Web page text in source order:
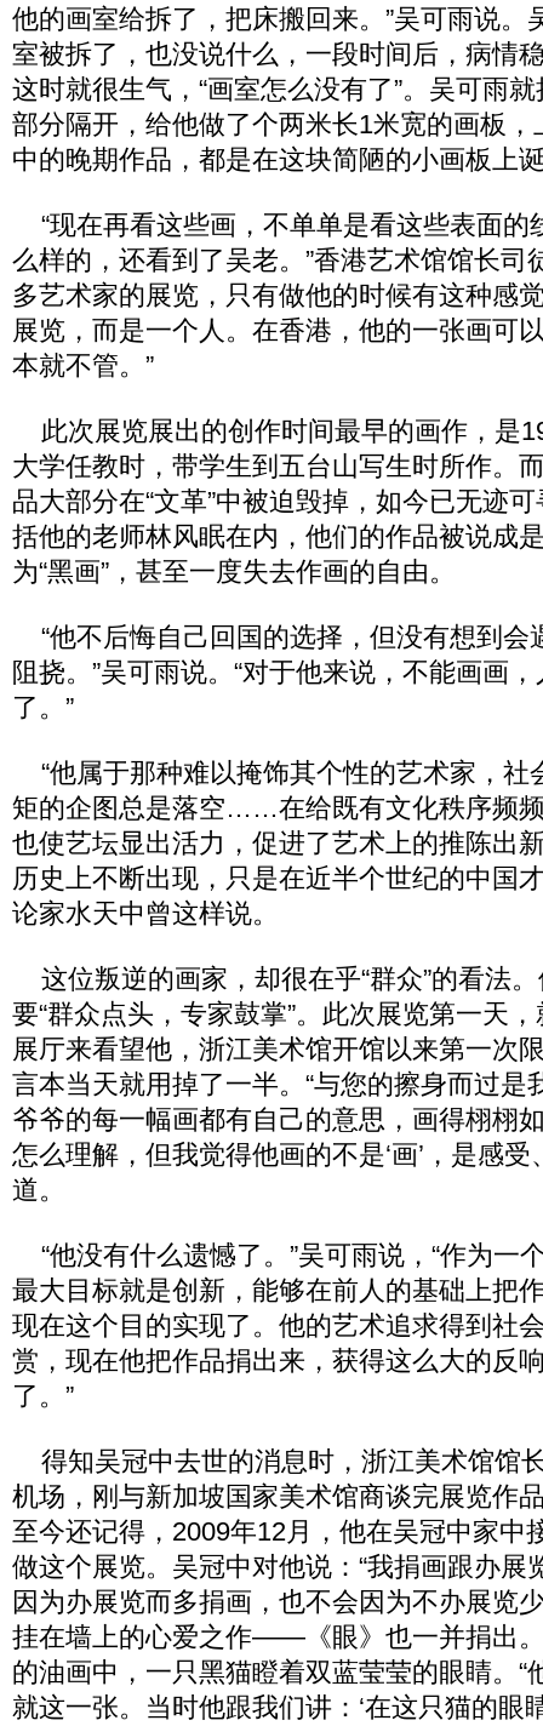
他的画室给拆了，把床搬回来。”吴可雨说。
室被拆了，也没说什么，一段时间后，病情
这时就很生气，“画室怎么没有了”。吴可雨
部分隔开，给他做了个两米长1米宽的画板
中的晚期作品，都是在这块简陋的小画板上
“现在再看这些画，不单单是看这些表面的
么样的，还看到了吴老。”香港艺术馆馆长司
多艺术家的展览，只有做他的时候有这种
展览，而是一个人。在香港，他的一张画可
本就不管。”
此次展览展出的创作时间最早的画作，是
大学任教时，带学生到五台山写生时所作。
品大部分在“文革”中被迫毁掉，如今已无迹
括他的老师林风眠在内，他们的作品被说成
为“黑画”，甚至一度失去作画的自由。
“他不后悔自己回国的选择，但没有想到会
阻挠。”吴可雨说。“对于他来说，不能画画
了。”
“他属于那种难以掩饰其个性的艺术家，社
矩的企图总是落空……在给既有文化秩序频
也使艺坛显出活力，促进了艺术上的推陈出
历史上不断出现，只是在近半个世纪的中国
论家水天中曾这样说。
这位叛逆的画家，却很在乎“群众”的看法
要“群众点头，专家鼓掌”。此次展览第一天
展厅来看望他，浙江美术馆开馆以来第一次
言本当天就用掉了一半。“与您的擦身而过是
爷爷的每一幅画都有自己的意思，画得栩栩
怎么理解，但我觉得他画的不是‘画’，是感
道。
“他没有什么遗憾了。”吴可雨说，“作为一
最大目标就是创新，能够在前人的基础上把
现在这个目的实现了。他的艺术追求得到社
赏，现在他把作品捐出来，获得这么大的反
了。”
得知吴冠中去世的消息时，浙江美术馆馆
机场，刚与新加坡国家美术馆商谈完展览作
至今还记得，2009年12月，他在吴冠中家中
做这个展览。吴冠中对他说：“我捐画跟办展
因为办展览而多捐画，也不会因为不办展览
挂在墙上的心爱之作——《眼》也一并捐出
的油画中，一只黑猫瞪着双蓝莹莹的眼睛。“
就这一张。当时他跟我们讲：‘在这只猫的眼